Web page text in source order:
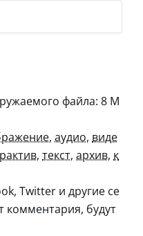
файла: 8 М
, аудио, виде
, текст, архив, к
Twitter и другие се
комментария, будут